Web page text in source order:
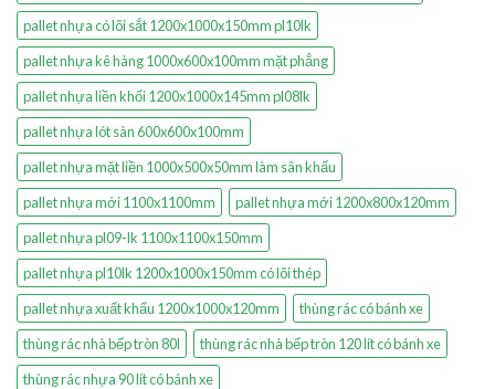
pallet nhựa có lõi sắt 1200x1000x150mm pl10lk
pallet nhựa kê hàng 1000x600x100mm mặt phẳng
pallet nhựa liền khối 1200x1000x145mm pl08lk
pallet nhựa lót sàn 600x600x100mm
pallet nhựa mặt liền 1000x500x50mm làm sân khấu
pallet nhựa mới 1100x1100mm
pallet nhựa mới 1200x800x120mm
pallet nhựa pl09-lk 1100x1100x150mm
pallet nhựa pl10lk 1200x1000x150mm có lõi thép
pallet nhựa xuất khẩu 1200x1000x120mm
thùng rác có bánh xe
thùng rác nhà bếp tròn 80l
thùng rác nhà bếp tròn 120 lít có bánh xe
thùng rác nhựa 90 lít có bánh xe